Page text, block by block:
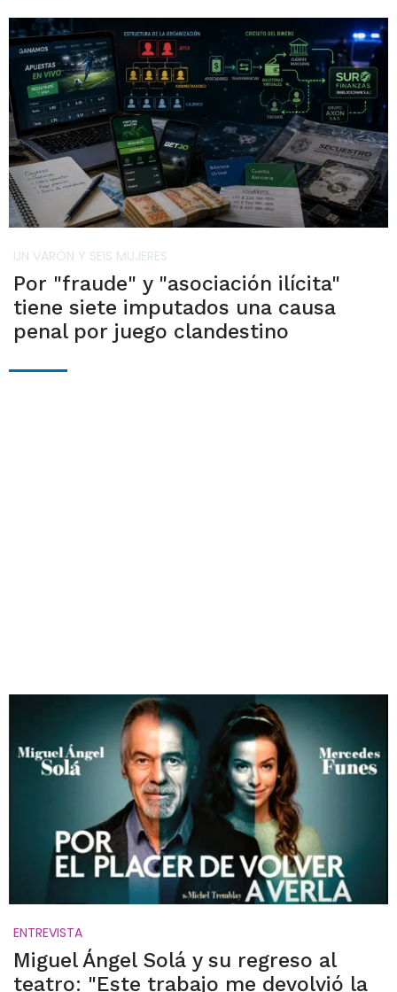
UN VARÓN Y SEIS MUJERES
Por "fraude" y "asociación ilícita"
tiene siete imputados una causa
penal por juego clandestino
ENTREVISTA
Miguel Ángel Solá y su regreso al
teatro: "Este trabajo me devolvió la